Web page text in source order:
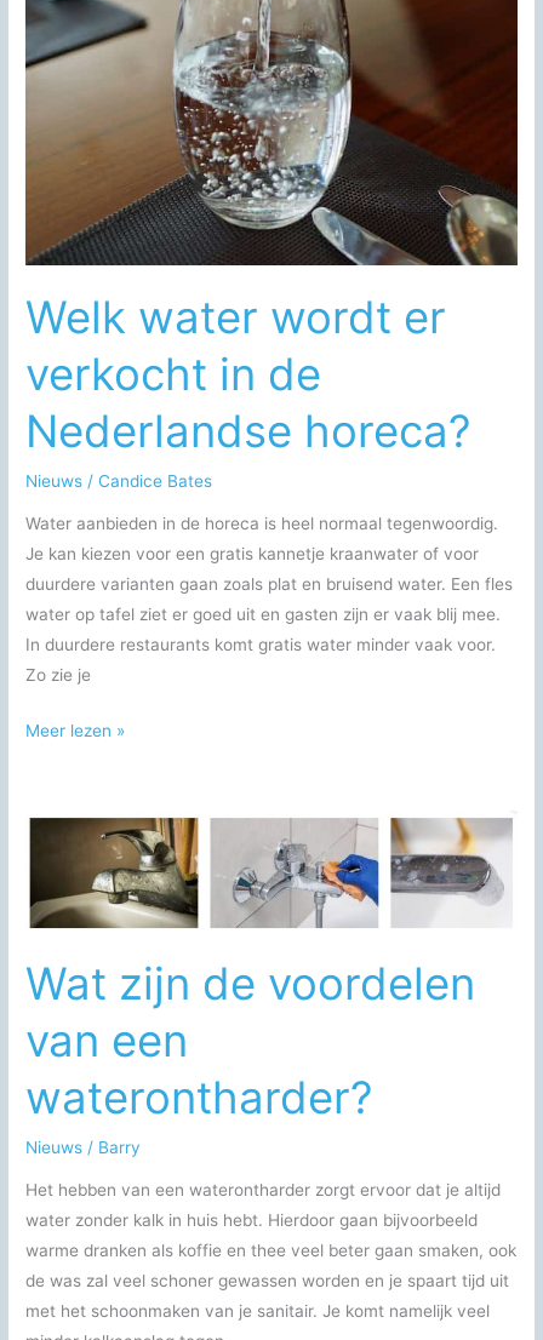
Welk water wordt er
verkocht in de
Nederlandse horeca?
Nieuws /Candice Bates
Water aanbieden in de horeca is heel normaal tegenwoordig.
Je kan kiezen voor een gratis kannetje kraanwater of voor
duurdere varianten gaan zoals plat en bruisend water. Een fles
water op tafel ziet er goed uit en gasten zijn er vaak blij mee.
In duurdere restaurants komt gratis water minder vaak voor.
Zo zie je
Welk
er
de
horeca?
Meer lezen »
Wat zijn de voordelen
van een
waterontharder?
Nieuws / Barry
Het hebben van een waterontharder zorgt ervoor dat je altijd
water zonder kalk in huis hebt. Hierdoor gaan bijvoorbeeld
warme dranken als koffie en thee veel beter gaan smaken, ook
de was zal veel schoner gewassen worden en je spaart tijd uit
met het schoonmaken van je sanitair. Je komt namelijk veel